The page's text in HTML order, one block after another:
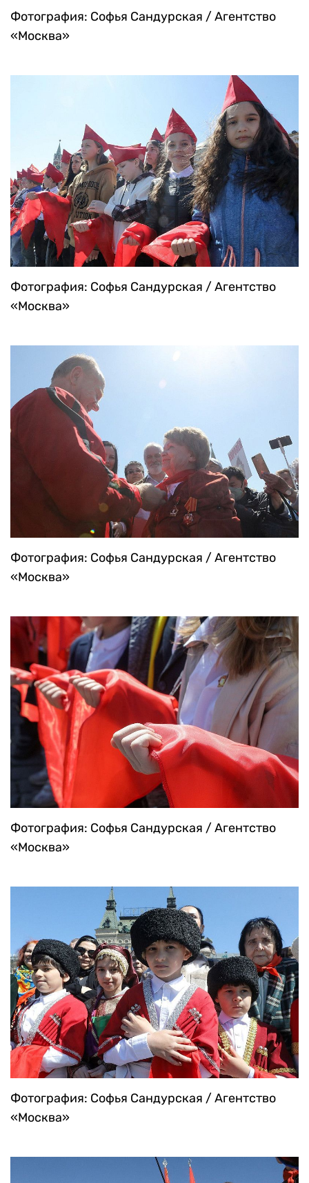
Фотография: Софья Сандурская / Агентство
«Москва»
Фотография: Софья Сандурская / Агентство
«Москва»
Фотография: Софья Сандурская / Агентство
«Москва»
Фотография: Софья Сандурская / Агентство
«Москва»
Фотография: Софья Сандурская / Агентство
«Москва»